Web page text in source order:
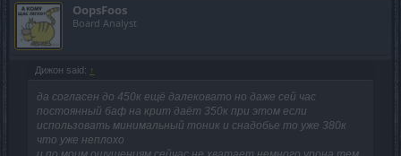
OopsFoos
Board Analyst
Дижон said: ↑
да согласен до 450к ещё далековато но даже сей час
постоянный баф на крит даёт 350к при этом если
использовать минимальный тоник и снадобье то уже 380к
что уже неплохо